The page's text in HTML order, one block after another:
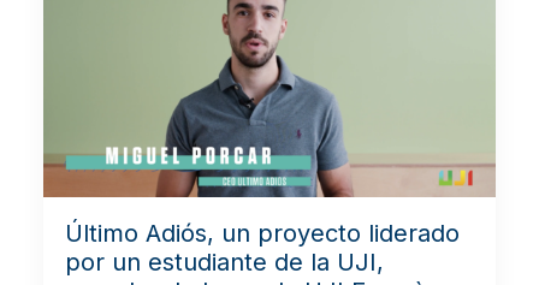
Último Adiós, un proyecto liderado
por un estudiante de la UJI,